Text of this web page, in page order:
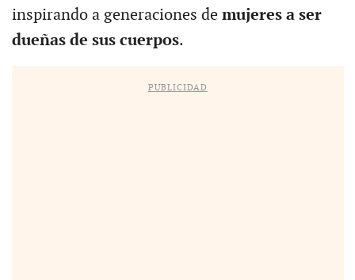
inspirando a generaciones de mujeres a ser
dueñas de sus cuerpos.
PUBLICIDAD